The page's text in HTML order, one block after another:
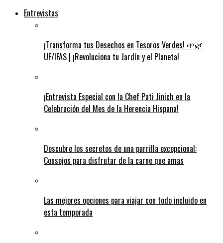
Entrevistas
¡Transforma tus Desechos en Tesoros Verdes! 🌱🌿
UF/IFAS | ¡Revoluciona tu Jardín y el Planeta!
¡Entrevista Especial con la Chef Pati Jinich en la
Celebración del Mes de la Herencia Hispana!
Descubre los secretos de una parrilla excepcional:
Consejos para disfrutar de la carne que amas
Las mejores opciones para viajar con todo incluido en
esta temporada